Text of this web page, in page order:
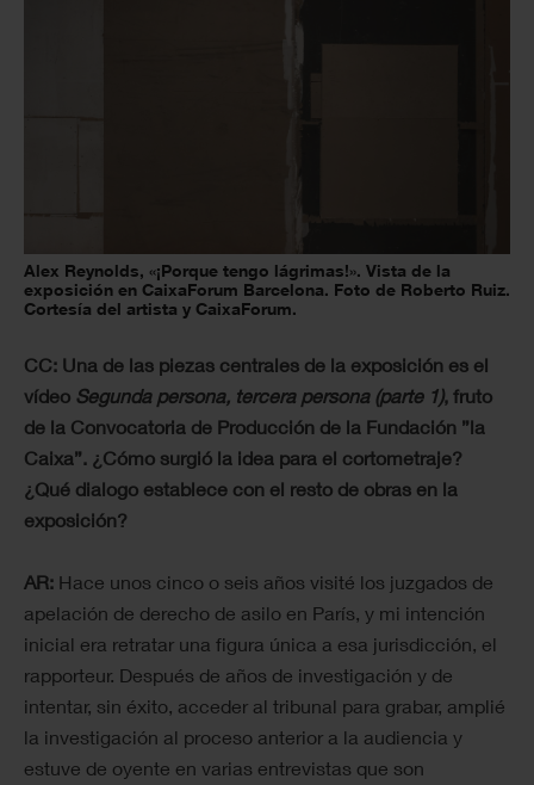
Alex Reynolds, «¡Porque tengo lágrimas!». Vista de la
exposición en CaixaForum Barcelona. Foto de Roberto Ruiz.
Cortesía del artista y CaixaForum.
CC: Una de las piezas centrales de la exposición es el
vídeo Segunda persona, tercera persona (parte 1), fruto
de la Convocatoria de Producción de la Fundación ”la
Caixa”. ¿Cómo surgió la idea para el cortometraje?
¿Qué dialogo establece con el resto de obras en la
exposición?
AR: Hace unos cinco o seis años visité los juzgados de
apelación de derecho de asilo en París, y mi intención
inicial era retratar una figura única a esa jurisdicción, el
rapporteur. Después de años de investigación y de
intentar, sin éxito, acceder al tribunal para grabar, amplié
la investigación al proceso anterior a la audiencia y
estuve de oyente en varias entrevistas que son